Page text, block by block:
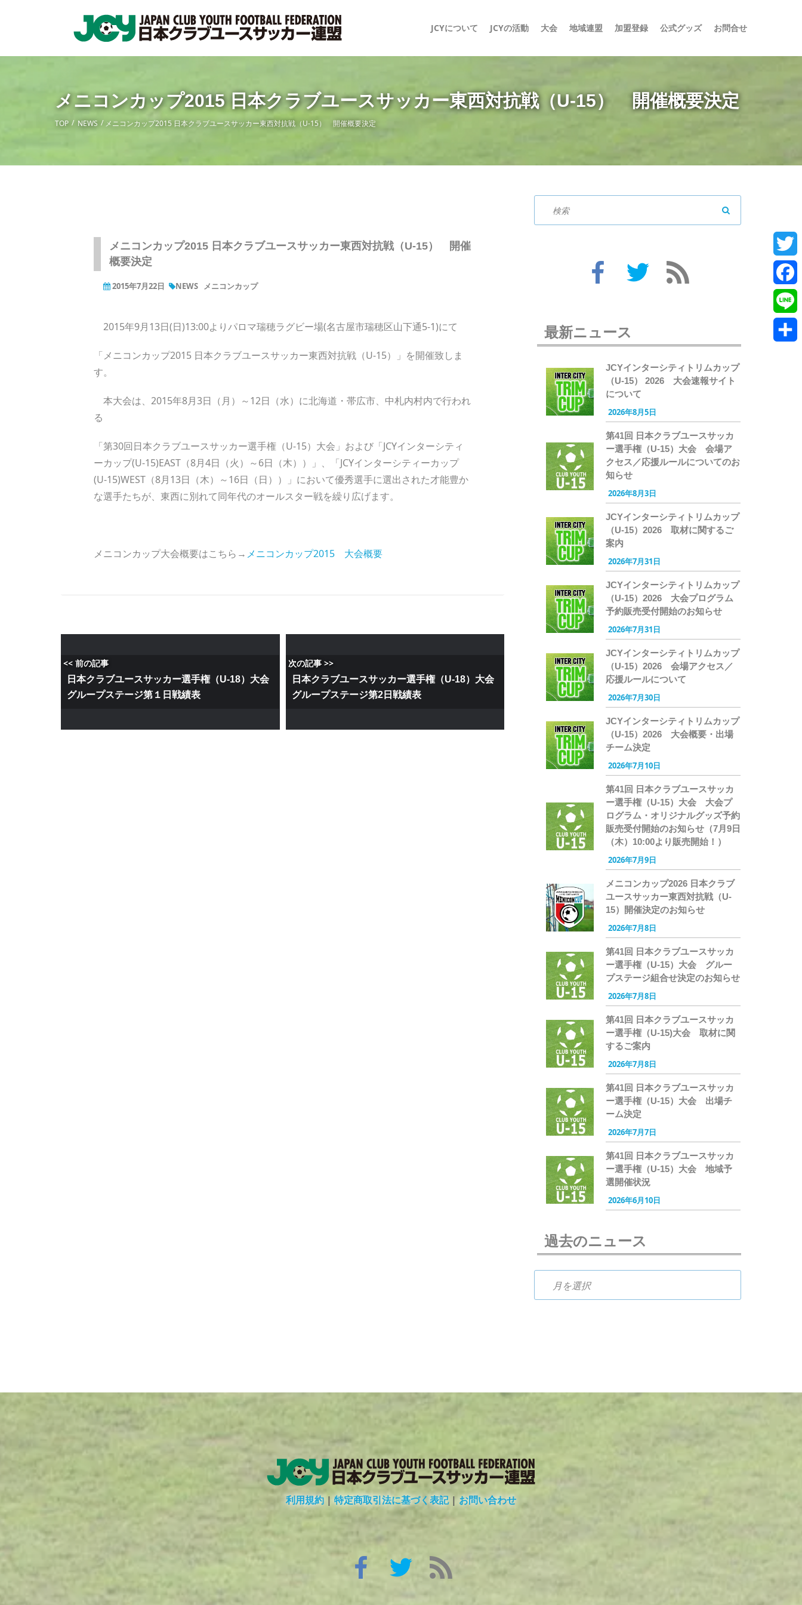
JCYについて JCYの活動 大会 地域連盟 加盟登録 公式グッズ お問合せ
メニコンカップ2015 日本クラブユースサッカー東西対抗戦（U-15） 開催概要決定
TOP NEWS メニコンカップ2015 日本クラブユースサッカー東西対抗戦（U-15） 開催概要決定
メニコンカップ2015 日本クラブユースサッカー東西対抗戦（U-15） 開催
概要決定
2015年7月22日 NEWS メニコンカップ
2015年9月13日(日)13:00よりパロマ瑞穂ラグビー場(名古屋市瑞穂区山下通5-1)にて
「メニコンカップ2015 日本クラブユースサッカー東西対抗戦（U-15）」を開催致しま
す。
本大会は、2015年8月3日（月）～12日（水）に北海道・帯広市、中札内村内で行われ
る
「第30回日本クラブユースサッカー選手権（U-15）大会」および「JCYインターシティ
ーカップ(U-15)EAST（8月4日（火）～6日（木））」、「JCYインターシティーカップ
(U-15)WEST（8月13日（木）～16日（日））」において優秀選手に選出された才能豊か
な選手たちが、東西に別れて同年代のオールスター戦を繰り広げます。
メニコンカップ大会概要はこちら→メニコンカップ2015 大会概要
<< 前の記事
日本クラブユースサッカー選手権（U-18）大会
グループステージ第１日戦績表
次の記事 >>
日本クラブユースサッカー選手権（U-18）大会
グループステージ第2日戦績表
最新ニュース
JCYインターシティトリムカップ
（U-15） 2026 大会速報サイト
について
2026年8月5日
第41回 日本クラブユースサッカ
ー選手権（U-15）大会 会場ア
クセス／応援ルールについてのお
知らせ
2026年8月3日
JCYインターシティトリムカップ
（U-15）2026 取材に関するご
案内
2026年7月31日
JCYインターシティトリムカップ
（U-15）2026 大会プログラム
予約販売受付開始のお知らせ
2026年7月31日
JCYインターシティトリムカップ
（U-15）2026 会場アクセス／
応援ルールについて
2026年7月30日
JCYインターシティトリムカップ
（U-15）2026 大会概要・出場
チーム決定
2026年7月10日
第41回 日本クラブユースサッカ
ー選手権（U-15）大会 大会プ
ログラム・オリジナルグッズ予約
販売受付開始のお知らせ（7月9日
（木）10:00より販売開始！）
2026年7月9日
メニコンカップ2026 日本クラブ
ユースサッカー東西対抗戦（U-
15）開催決定のお知らせ
2026年7月8日
第41回 日本クラブユースサッカ
ー選手権（U-15）大会 グルー
プステージ組合せ決定のお知らせ
2026年7月8日
第41回 日本クラブユースサッカ
ー選手権（U-15)大会 取材に関
するご案内
2026年7月8日
第41回 日本クラブユースサッカ
ー選手権（U-15）大会 出場チ
ーム決定
2026年7月7日
第41回 日本クラブユースサッカ
ー選手権（U-15）大会 地域予
選開催状況
2026年6月10日
過去のニュース
利用規約 | 特定商取引法に基づく表記|お問い合わせ
Line